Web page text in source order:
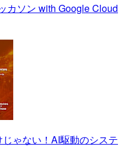
カソン with Google Cloud
じゃない！AI駆動のシステ